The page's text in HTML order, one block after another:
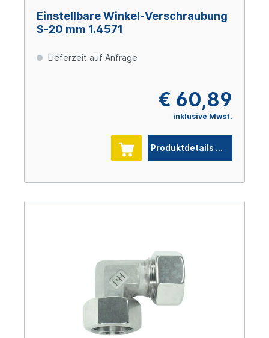
Einstellbare Winkel-Verschraubung
S-20 mm 1.4571
Lieferzeit auf Anfrage
€ 60,89
inklusive Mwst.
Produktdetails